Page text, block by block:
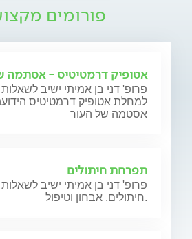
פורומים
אטופיק דרמטיטיס - אסתמה
פרופ' דני בן אמיתי ישיב
למחלת אטופיק דרמטיטיס
אסטמה של העור
תפרחת חיתולים
פרופ' דני בן אמיתי ישיב
חיתולים, אבחון וטיפול.